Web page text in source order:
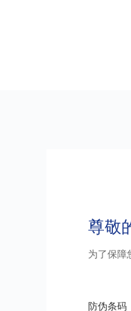
尊敬
为了保障您
防伪条码